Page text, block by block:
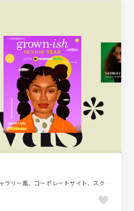
かわいい、オレンジ系、ギャラリー風、コーポレートサイト、スクロールエフェクト、タイポグラフィー、デザイン・アート・音楽・文芸、フラットデザイン、ブラック系 、ベージュ・ゴールド系、ポートフォリオ、モーション多め、手書き・ハンドメイド、海外サイト